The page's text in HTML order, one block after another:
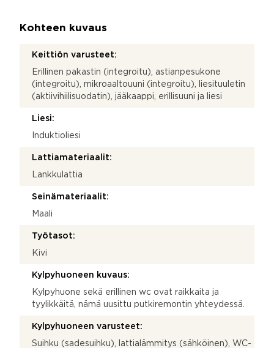
Kohteen kuvaus
Keittiön varusteet:
Erillinen pakastin (integroitu), astianpesukone
(integroitu), mikroaaltouuni (integroitu), liesituuletin
(aktiivihiilisuodatin), jääkaappi, erillisuuni ja liesi
Liesi:
Induktioliesi
Lattiamateriaalit:
Lankkulattia
Seinämateriaalit:
Maali
Työtasot:
Kivi
Kylpyhuoneen kuvaus:
Kylpyhuone sekä erillinen wc ovat raikkaita ja
tyylikkäitä, nämä uusittu putkiremontin yhteydessä.
Kylpyhuoneen varusteet:
Suihku (sadesuihku), lattialämmitys (sähköinen), WC-